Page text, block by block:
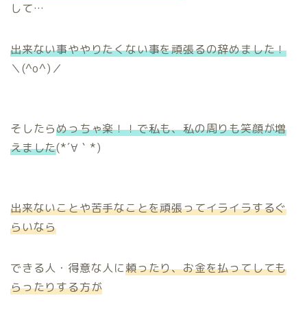
して…
出来ない事ややりたくない事を頑張るの辞めました！
＼(^o^)／
そしたらめっちゃ楽！！で私も、私の周りも笑顔が増
えました(*´∀｀*)
出来ないことや苦手なことを頑張ってイライラするぐ
らいなら
できる人・得意な人に頼ったり、お金を払ってしても
らったりする方が